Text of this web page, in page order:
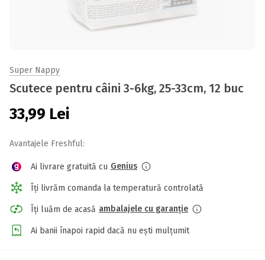
Super Nappy
Scutece pentru câini 3-6kg, 25-33cm, 12 buc
33,99 Lei
Avantajele Freshful:
Ai livrare gratuită cu Genius
Îți livrăm comanda la temperatură controlată
Îți luăm de acasă ambalajele cu garanție
Ai banii înapoi rapid dacă nu ești mulțumit